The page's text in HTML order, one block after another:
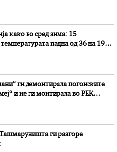
како во сред зима: 15
падна од 36 на 19
ги демонтирала погонските
и не ги монтирала во РЕК
ги разгоре